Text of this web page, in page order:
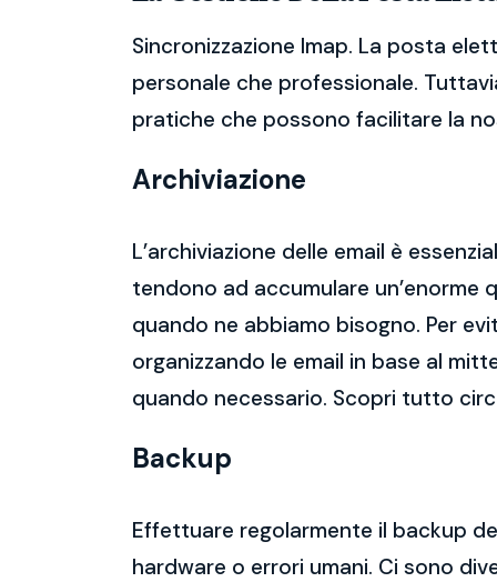
Sincronizzazione Imap. La posta
personale che professionale.
pratiche che possono facilitare la
Archiviazione
L’archiviazione delle email è
tendono ad accumulare
quando ne abbiamo bisogno. Per
organizzando le email in base al
quando necessario. Scopri tutto
Backup
Effettuare regolarmente il backup
hardware o errori umani. Ci sono